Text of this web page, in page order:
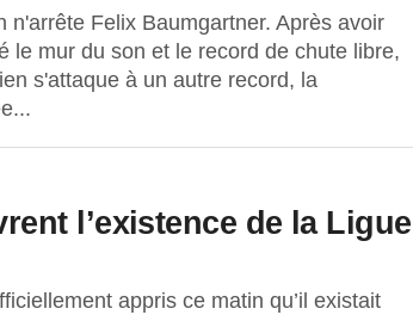
n'arrête Felix Baumgartner. Après avoir
le mur du son et le record de chute libre,
s'attaque à un autre record, la
l’existence de la Ligue
appris ce matin qu’il existait